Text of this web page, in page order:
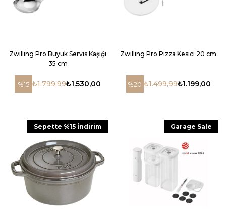
Zwilling Pro Büyük Servis Kaşığı
35 cm
₺1.530,00
₺1.799,99
%15
Zwilling Pro Pizza Kesici 20 cm
₺1.199,00
₺1.499,99
%20
Sepette %15 İndirim Garage Sale